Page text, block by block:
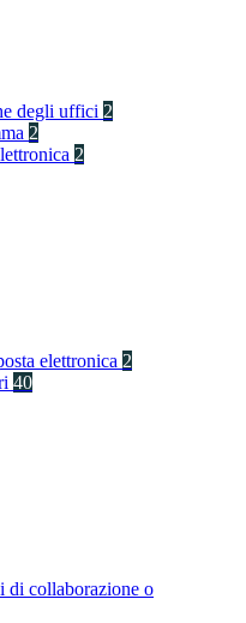
degli uffici 2
2
2
elettronica 2
40
di collaborazione o